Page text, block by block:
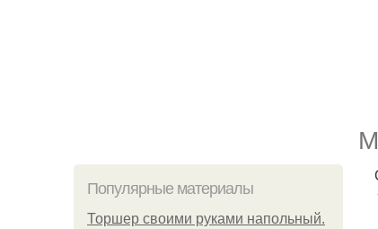
Популярные материалы
Торшер своими руками напольный.